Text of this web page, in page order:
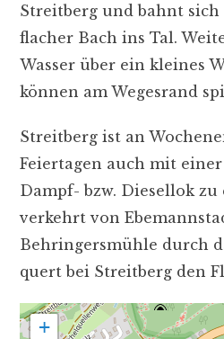
Streitberg und bahnt sich
flacher Bach ins Tal.
Wasser über ein kleines
können am Wegesrand
Streitberg ist an
Feiertagen auch mit
Dampf- bzw. Diesellok zu
verkehrt von
Behringersmühle durch
quert bei Streitberg den
+